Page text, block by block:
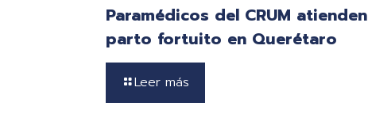
Paramédicos del CRUM atienden
parto fortuito en Querétaro
Leer más